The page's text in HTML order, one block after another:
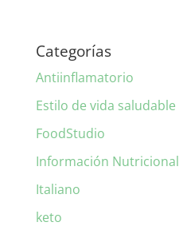
Categorías
Antiinflamatorio
Estilo de vida saludable
FoodStudio
Información Nutricional
Italiano
keto